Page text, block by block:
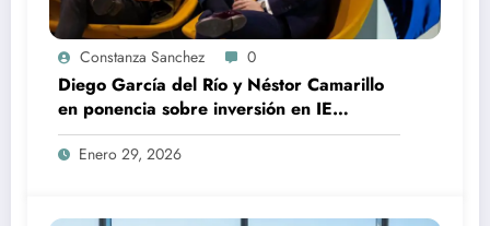
Constanza Sanchez 0
Diego García del Río y Néstor Camarillo
en ponencia sobre inversión en IE
University
Enero 29, 2026